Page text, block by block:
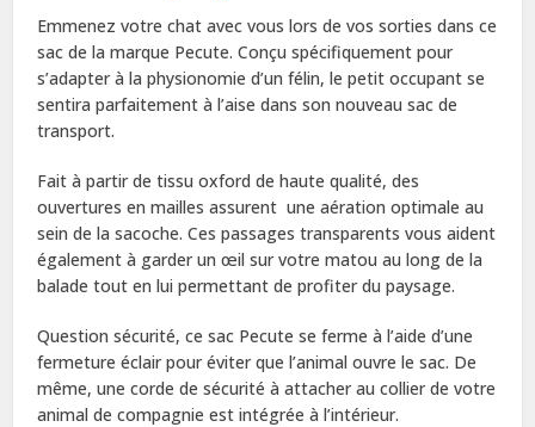
Emmenez votre chat avec vous lors de vos sorties dans ce
sac de la marque Pecute. Conçu spécifiquement pour
s’adapter à la physionomie d’un félin, le petit occupant se
sentira parfaitement à l’aise dans son nouveau sac de
transport.
Fait à partir de tissu oxford de haute qualité, des
ouvertures en mailles assurent une aération optimale au
sein de la sacoche. Ces passages transparents vous aident
également à garder un œil sur votre matou au long de la
balade tout en lui permettant de profiter du paysage.
Question sécurité, ce sac Pecute se ferme à l’aide d’une
fermeture éclair pour éviter que l’animal ouvre le sac. De
même, une corde de sécurité à attacher au collier de votre
animal de compagnie est intégrée à l’intérieur.